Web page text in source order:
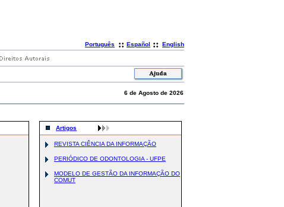
Português :: Español :: English
6 de Agosto de 2026
Artigos
REVISTA CIÊNCIA DA INFORMAÇÃO
PERIÓDICO DE ODONTOLOGIA - UFPE
MODELO DE GESTÃO DA INFORMAÇÃO DO
COMUT